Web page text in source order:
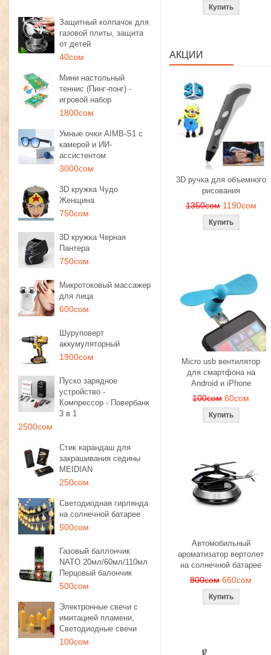
Защитный колпачок для
газовой плиты, защита
от детей
40сом
Мини настольный
теннис (Пинг-понг) -
игровой набор
1800сом
Умные очки AIMB-S1 с
камерой и ИИ-
ассистентом
3000сом
3D кружка Чудо
Женщина
750сом
3D кружка Черная
Пантера
750сом
Микротоковый массажер
для лица
600сом
Шуруповерт
аккумуляторный
1900сом
Пуско зарядное
устройство -
Компрессор - Повербанк
3 в 1
2500сом
Стик карандаш для
закрашивания седины
MEIDIAN
250сом
Светодиодная гирлянда
на солнечной батарее
500сом
Газовый баллончик
NATO 20мл/60мл/110мл
Перцовый балончик
500сом
Электронные свечи с
имитацией пламени,
Светодиодные свечи
100сом
АКЦИИ
3D ручка для объемного
рисования
1350сом 1190сом
Micro usb вентилятор
для смартфона на
Android и iPhone
100сом 60сом
Автомобильный
ароматизатор вертолет
на солнечной батарее
800сом 660сом